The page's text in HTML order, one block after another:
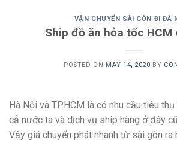
VẬN CHUYỂN SÀI GÒN ĐI ĐÀ
Ship đồ ăn hỏa tốc HCM
POSTED ON MAY 14, 2020 BY
Hà Nội và TP.HCM là có nhu cầu tiêu
cả nước ta và dịch vụ ship hàng ở đây
Vậy giá chuyển phát nhanh từ sài gòn ra